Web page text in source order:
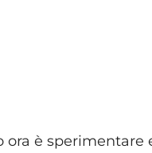
ora è sperimentare